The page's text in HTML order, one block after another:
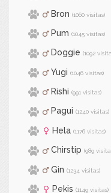
Bron (1060 visitas)
Pum (1045 visitas)
Doggie (1092
Yugi (1046 visitas)
Rishi (991 visitas)
Pagui (1240 visitas)
Hela (1176 visitas)
Chirstip (989
Gin (1234 visitas)
Pekis (1149 visitas)